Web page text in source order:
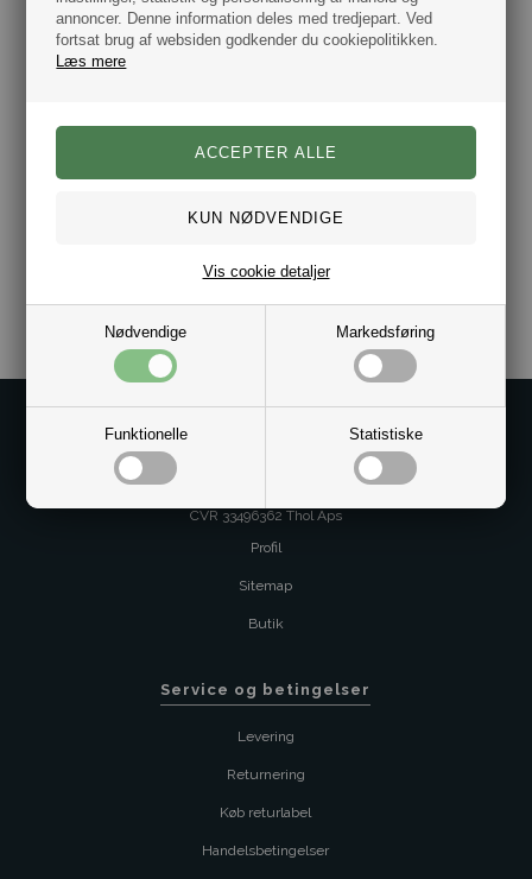
annoncer. Denne information deles med tredjepart. Ved
fortsat brug af websiden godkender du cookiepolitikken.
Læs mere
Nødvendige Markedsføring
Funktionelle Statistiske
Vis cookie detaljer
er markedsledende indenfor tøj og accessories.
100% Merino uld
Mærke Selected.
Kundeservice@bestman.dk
CVR 33496362 Thol Aps
Profil
Sitemap
Butik
Service og betingelser
Levering
Returnering
Køb returlabel
Handelsbetingelser